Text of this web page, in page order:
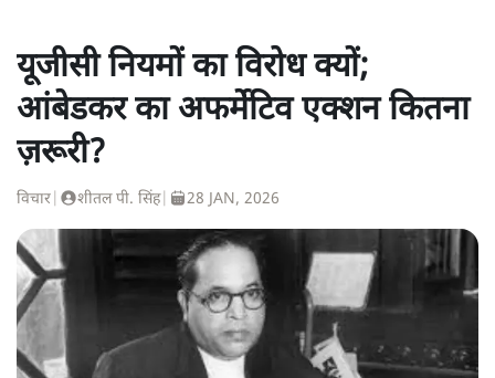
यूजीसी नियमों का विरोध क्यों;
आंबेडकर का अफर्मेटिव एक्शन कितना
ज़रूरी?
विचार शीतल पी. सिंह| 28 JAN, 2026